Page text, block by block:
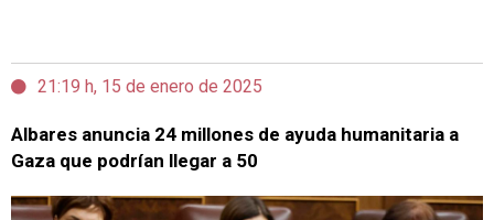
21:19 h, 15 de enero de 2025
Albares anuncia 24 millones de ayuda humanitaria a
Gaza que podrían llegar a 50